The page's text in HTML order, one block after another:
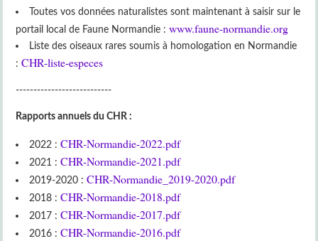
Toutes vos données naturalistes sont maintenant à saisir sur le
portail local de Faune Normandie :www.faune-normandie.org
Liste des oiseaux rares soumis à homologation en Normandie
:CHR-liste-especes
---------------------------
Rapports annuels du CHR :
2022 :CHR-Normandie-2022.pdf
2021 :CHR-Normandie-2021.pdf
2019-2020 :CHR-Normandie_2019-2020.pdf
2018 :CHR-Normandie-2018.pdf
2017 :CHR-Normandie-2017.pdf
2016 :CHR-Normandie-2016.pdf